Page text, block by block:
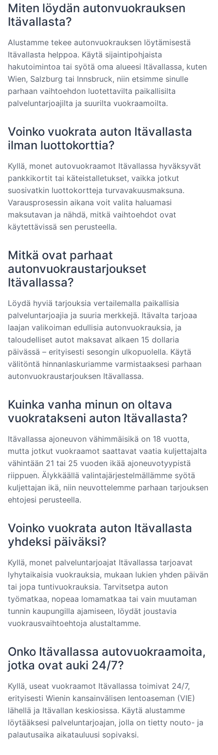
Miten löydän autonvuokrauksen
Itävallasta?
Alustamme tekee autonvuokrauksen löytämisestä
Itävallasta helppoa. Käytä sijaintipohjaista
hakutoimintoa tai syötä oma alueesi Itävallassa, kuten
Wien, Salzburg tai Innsbruck, niin etsimme sinulle
parhaan vaihtoehdon luotettavilta paikallisilta
palveluntarjoajilta ja suurilta vuokraamoilta.
Voinko vuokrata auton Itävallasta
ilman luottokorttia?
Kyllä, monet autovuokraamot Itävallassa hyväksyvät
pankkikortit tai käteistalletukset, vaikka jotkut
suosivatkin luottokortteja turvavakuusmaksuna.
Varausprosessin aikana voit valita haluamasi
maksutavan ja nähdä, mitkä vaihtoehdot ovat
käytettävissä sen perusteella.
Mitkä ovat parhaat
autonvuokraustarjoukset
Itävallassa?
Löydä hyviä tarjouksia vertailemalla paikallisia
palveluntarjoajia ja suuria merkkejä. Itävalta tarjoaa
laajan valikoiman edullisia autonvuokrauksia, ja
taloudelliset autot maksavat alkaen 15 dollaria
päivässä – erityisesti sesongin ulkopuolella. Käytä
välitöntä hinnanlaskuriamme varmistaaksesi parhaan
autonvuokraustarjouksen Itävallassa.
Kuinka vanha minun on oltava
vuokratakseni auton Itävallasta?
Itävallassa ajoneuvon vähimmäisikä on 18 vuotta,
mutta jotkut vuokraamot saattavat vaatia kuljettajalta
vähintään 21 tai 25 vuoden ikää ajoneuvotyypistä
riippuen. Älykkäällä valintajärjestelmällämme syötä
kuljettajan ikä, niin neuvottelemme parhaan tarjouksen
ehtojesi perusteella.
Voinko vuokrata auton Itävallasta
yhdeksi päiväksi?
Kyllä, monet palveluntarjoajat Itävallassa tarjoavat
lyhytaikaisia vuokrauksia, mukaan lukien yhden päivän
tai jopa tuntivuokrauksia. Tarvitsetpa auton
työmatkaa, nopeaa lomamatkaa tai vain muutaman
tunnin kaupungilla ajamiseen, löydät joustavia
vuokrausvaihtoehtoja alustaltamme.
Onko Itävallassa autovuokraamoita,
jotka ovat auki 24/7?
Kyllä, useat vuokraamot Itävallassa toimivat 24/7,
erityisesti Wienin kansainvälisen lentoaseman (VIE)
lähellä ja Itävallan keskiosissa. Käytä alustamme
löytääksesi palveluntarjoajan, jolla on tietty nouto- ja
palautusaika aikatauluusi sopivaksi.